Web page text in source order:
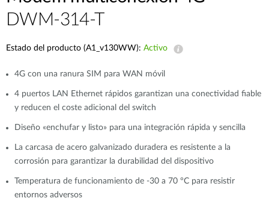
DWM-314-T
Estado del producto (A1_v130WW): Activo
4G con una ranura SIM para WAN móvil
4 puertos LAN Ethernet rápidos garantizan una conectividad fiable
y reducen el coste adicional del switch​
Diseño «enchufar y listo» para una integración rápida y sencilla
La carcasa de acero galvanizado duradera es resistente a la
corrosión para garantizar la durabilidad del dispositivo​
Temperatura de funcionamiento de -30 a 70 °C para resistir
entornos adversos​